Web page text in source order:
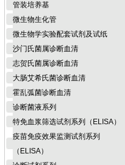
管装培养基
微生物生化管
微生物学实验配套试剂及试纸
沙门氏菌属诊断血清
志贺氏菌属诊断血清
大肠艾希氏菌诊断血清
霍乱弧菌诊断血清
诊断菌液系列
特免血浆筛选试剂系列（ELISA）
疫苗免疫效果监测试剂系列
（ELISA）